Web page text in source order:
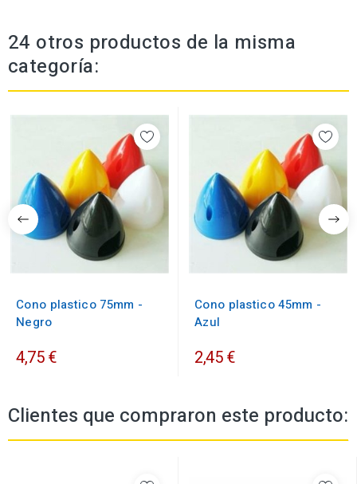
24 otros productos de la misma
categoría:
Cono plastico 75mm -
Negro
4,75 €
Cono plastico 45mm -
Azul
2,45 €
Clientes que compraron este producto: